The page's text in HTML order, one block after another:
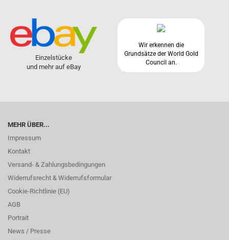
Einzelstücke
und mehr auf eBay
Wir erkennen die
Grundsätze der World Gold
Council an.
MEHR ÜBER...
Impressum
Kontakt
Versand- & Zahlungsbedingungen
Widerrufsrecht & Widerrufsformular
Cookie-Richtlinie (EU)
AGB
Portrait
News / Presse